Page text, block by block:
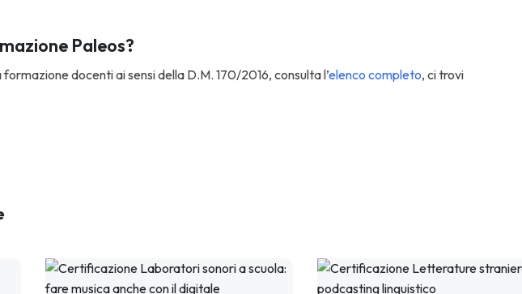
Paleos?
docenti ai sensi della D.M. 170/2016, consulta l’elenco completo, ci trovi